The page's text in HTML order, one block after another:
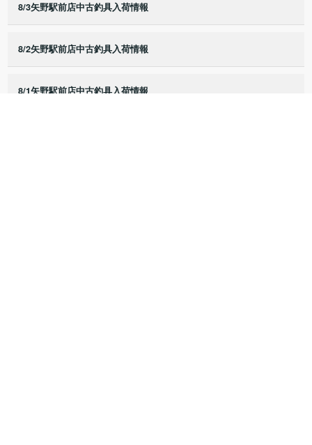
8/3矢野駅前店中古釣具入荷情報
8/2矢野駅前店中古釣具入荷情報
8/1矢野駅前店中古釣具入荷情報